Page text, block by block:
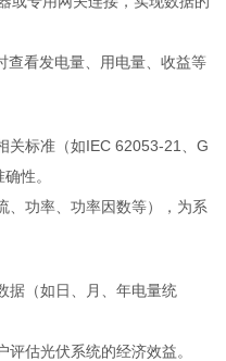
查看发电量、用电量、收益等
关标准（如IEC 62053-21、G
性。
、功率、功率因数等），为系
据（如日、月、年电量统
估光伏系统的经济效益。